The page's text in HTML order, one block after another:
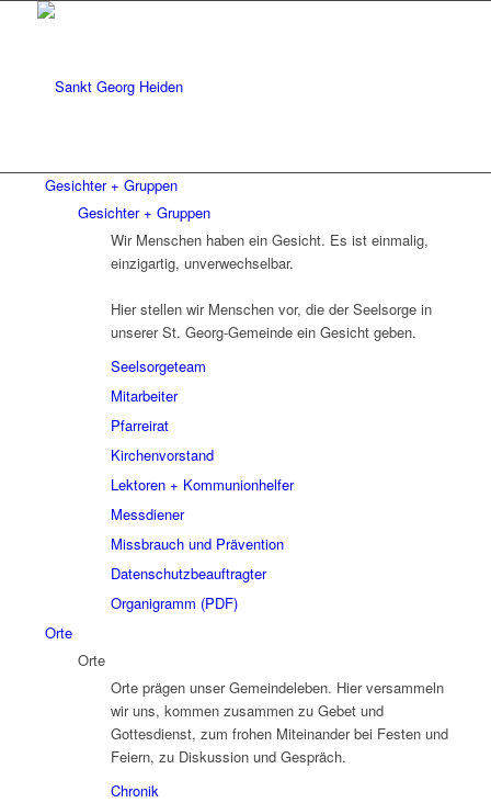
Gesichter + Gruppen
Gesichter + Gruppen
Wir Menschen haben ein Gesicht. Es ist einmalig,
einzigartig, unverwechselbar.
Hier stellen wir Menschen vor, die der Seelsorge in
unserer St. Georg-Gemeinde ein Gesicht geben.
Seelsorgeteam
Mitarbeiter
Pfarreirat
Kirchenvorstand
Lektoren + Kommunionhelfer
Messdiener
Missbrauch und Prävention
Datenschutzbeauftragter
Organigramm (PDF)
Orte
Orte
Orte prägen unser Gemeindeleben. Hier versammeln
wir uns, kommen zusammen zu Gebet und
Gottesdienst, zum frohen Miteinander bei Festen und
Feiern, zu Diskussion und Gespräch.
Chronik